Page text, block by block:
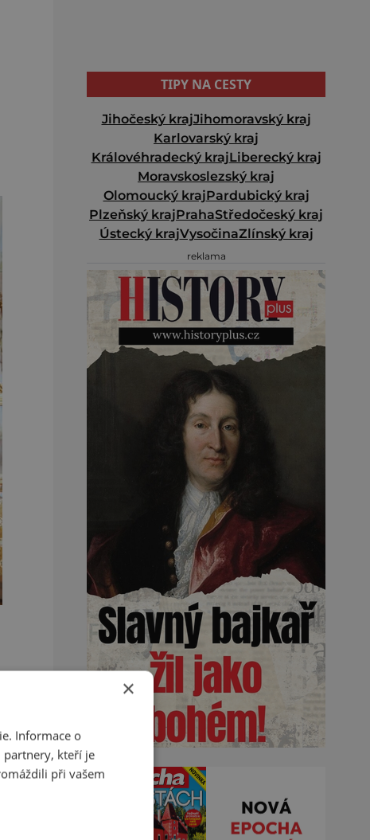
TIPY NA CESTY
Jihočeský krajJihomoravský kraj
Karlovarský kraj
Královéhradecký krajLiberecký kraj
Moravskoslezský kraj
Olomoucký krajPardubický kraj
Plzeňský krajPrahaStředočeský kraj
Ústecký krajVysočinaZlínský kraj
reklama
×
Informace o
partnery, kteří je
při vašem